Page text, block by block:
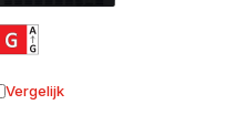
Vergelijk aan vergelijking